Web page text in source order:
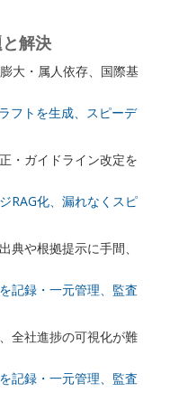
解決
大・属人依存、国際基
フトを生成、スピーデ
・ガイドライン改定を
RAG化、漏れなくスピ
典や根拠提示に手間、
記録・一元管理、監査
全社進捗の可視化が難
記録・一元管理、監査